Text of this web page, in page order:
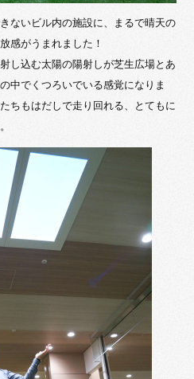
ないビル内の施設に、まるで晴天の
感がうまれました！
し込む太陽の陽射しが芝生広場とあ
中でくつろいでいる感覚になりま
ちもはだしで走り回れる、とてもに